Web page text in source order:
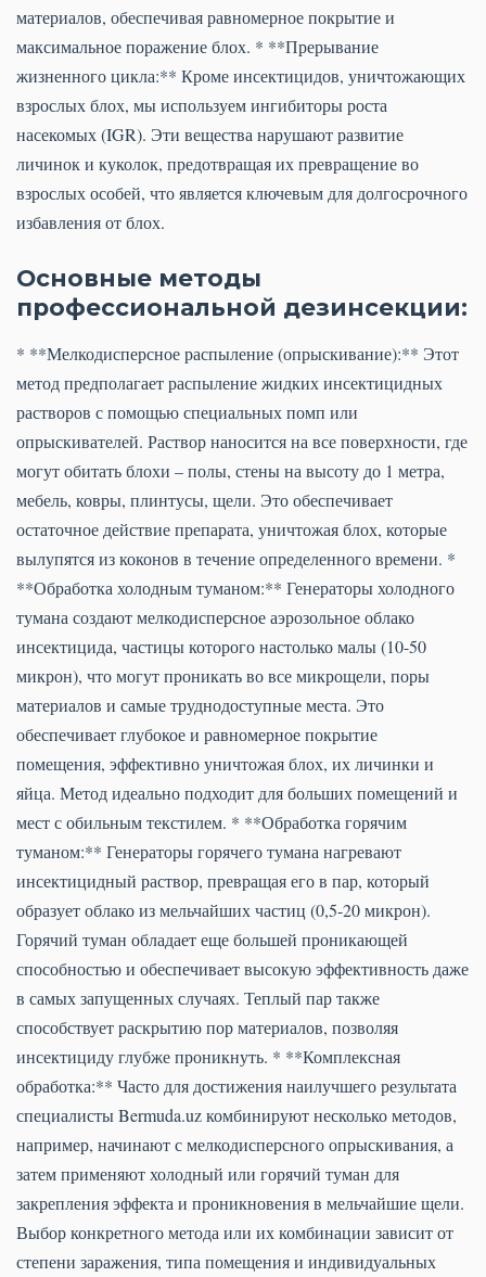
материалов, обеспечивая равномерное покрытие и
максимальное поражение блох. * **Прерывание
жизненного цикла:** Кроме инсектицидов, уничтожающих
взрослых блох, мы используем ингибиторы роста
насекомых (IGR). Эти вещества нарушают развитие
личинок и куколок, предотвращая их превращение во
взрослых особей, что является ключевым для долгосрочного
избавления от блох.
Основные методы
профессиональной дезинсекции:
* **Мелкодисперсное распыление (опрыскивание):** Этот
метод предполагает распыление жидких инсектицидных
растворов с помощью специальных помп или
опрыскивателей. Раствор наносится на все поверхности, где
могут обитать блохи – полы, стены на высоту до 1 метра,
мебель, ковры, плинтусы, щели. Это обеспечивает
остаточное действие препарата, уничтожая блох, которые
вылупятся из коконов в течение определенного времени. *
**Обработка холодным туманом:** Генераторы холодного
тумана создают мелкодисперсное аэрозольное облако
инсектицида, частицы которого настолько малы (10-50
микрон), что могут проникать во все микрощели, поры
материалов и самые труднодоступные места. Это
обеспечивает глубокое и равномерное покрытие
помещения, эффективно уничтожая блох, их личинки и
яйца. Метод идеально подходит для больших помещений и
мест с обильным текстилем. * **Обработка горячим
туманом:** Генераторы горячего тумана нагревают
инсектицидный раствор, превращая его в пар, который
образует облако из мельчайших частиц (0,5-20 микрон).
Горячий туман обладает еще большей проникающей
способностью и обеспечивает высокую эффективность даже
в самых запущенных случаях. Теплый пар также
способствует раскрытию пор материалов, позволяя
инсектициду глубже проникнуть. * **Комплексная
обработка:** Часто для достижения наилучшего результата
специалисты Bermuda.uz комбинируют несколько методов,
например, начинают с мелкодисперсного опрыскивания, а
затем применяют холодный или горячий туман для
закрепления эффекта и проникновения в мельчайшие щели.
Выбор конкретного метода или их комбинации зависит от
степени заражения, типа помещения и индивидуальных